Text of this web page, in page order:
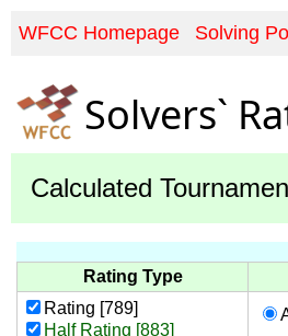
WFCC Homepage Solving
Solvers`
Calculated
Rating Type
Rating [789]
Half Rating [883]